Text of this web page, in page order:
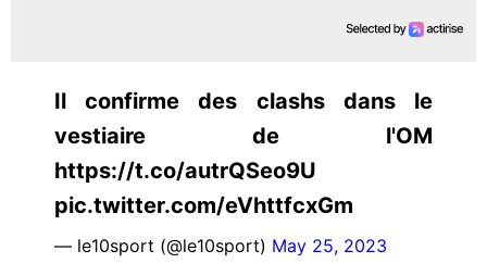
Il confirme des clashs dans le
vestiaire de l'OM
https://t.co/autrQSeo9U
pic.twitter.com/eVhttfcxGm
— le10sport (@le10sport) May 25, 2023